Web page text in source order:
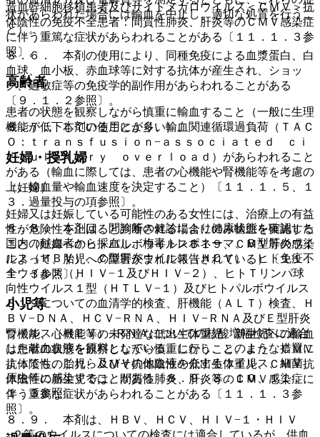
造血幹細胞移植患者及びサイトメガロウイルス＜ＣＭＶ＞抗
体陰性の免疫不全患者：間質性肺炎、肝炎等のＣＭＶ感染症
に伴う重篤な症状があらわれることがある〔１１．１．３参
照〕。
高齢者
患者の状態を観察しながら慎重に輸血すること（一般に生理
機能が低下していることが多い）。
妊婦・授乳婦
（妊婦）
妊婦又は妊娠している可能性のある女性には、治療上の有益
性が危険性を上回ると判断される場合にのみ輸血を実施する
こと（妊婦へのヒトパルボウイルスＢ１９、ＣＭＶ等の感染
によって、胎児への障害がまれに報告されている）〔１１．
１．３参照〕。
小児等
腎機能、心機能等の未発達な低出生体重児、新生児への輸血
は患者の状態を観察しながら慎重に行うこと。また、ＣＭＶ
抗体陰性の胎児、ＣＭＶ抗体陰性の低出生体重児、ＣＭＶ抗
体陰性の新生児では、間質性肺炎、肝炎等のＣＭＶ感染症に
伴う重篤な症状があらわれることがある〔１１．１．３参
照〕。
状があらわれた場合には輸血を中止し、適切な処置を行うこ
と）。
８．６． 本剤の使用により、同種免疫による血漿蛋白、白
血球、血小板、赤血球等に対する抗体が産生され、ショッ
ク、過敏症等の免疫学的副作用があらわれることがある
〔９．１．２参照〕。
８．７． 本剤の使用により、輸血関連循環過負荷（ＴＡＣ
Ｏ：ｔｒａｎｓｆｕｓｉｏｎ−ａｓｓｏｃｉａｔｅｄ ｃｉ
ｒｃｕｌａｔｏｒｙ ｏｖｅｒｌｏａｄ）があらわれること
がある（輸血に際しては、患者の心機能や腎機能等を考慮の
上、輸血量や輸血速度を決定すること）〔１１．１．５、１
３．過量投与の項参照〕。
８．８． 本剤は、問診等の健診により健康状態を確認した
国内の献血者から採血し、梅毒トレポネーマ、Ｂ型肝炎ウイ
ルス（ＨＢＶ）、Ｃ型肝炎ウイルス（ＨＣＶ）、ヒト免疫不
全ウイルス（ＨＩＶ−１及びＨＩＶ−２）、ヒトＴリンパ球
向性ウイルス１型（ＨＴＬＶ−１）及びヒトパルボウイルス
Ｂ１９についての血清学的検査、肝機能（ＡＬＴ）検査、Ｈ
ＢＶ−ＤＮＡ、ＨＣＶ−ＲＮＡ、ＨＩＶ−ＲＮＡ及びＥ型肝炎
ウイルス（ＨＥＶ）−ＲＮＡについての核酸増幅検査に適合
した献血血液を原料としている。しかし、このような措置に
よっても、これら及びその他血液を介するウイルス、細菌、
原虫等に感染することがある〔８．９、８．１０、１１．
１．３参照〕。
８．９． 本剤は、ＨＢＶ、ＨＣＶ、ＨＩＶ−１・ＨＩＶ
−２等のウイルスについての検査には適合しているが、供血